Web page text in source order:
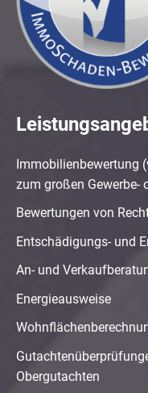
Immobilienbewertung
zum großen Gewerbe-
Bewertungen von
Entschädigungs- und
An- und
Energieausweise
Obergutachten